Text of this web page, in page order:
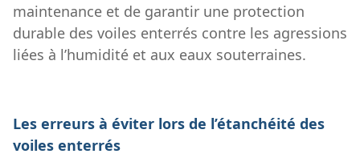
maintenance et de garantir une protection
durable des voiles enterrés contre les agressions
liées à l’humidité et aux eaux souterraines.
Les erreurs à éviter lors de l’étanchéité des
voiles enterrés